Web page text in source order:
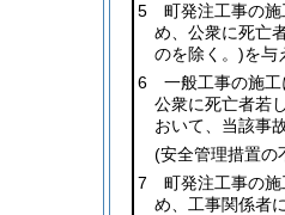
5 町発注工事の施
め、公衆に死亡
のを除く。)を与
6 一般工事の施工
公衆に死亡者若
おいて、当該事
(安全管理措置の
7 町発注工事の施
め、工事関係者